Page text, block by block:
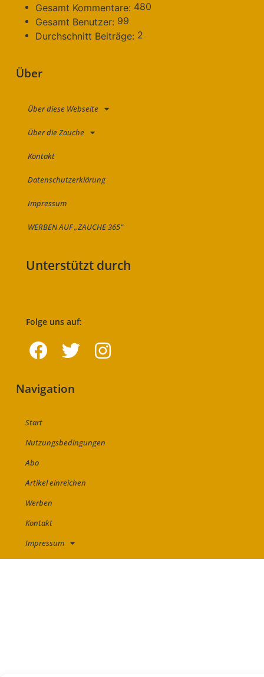
Gesamt Kommentare: 480
Gesamt Benutzer: 99
Durchschnitt Beiträge: 2
Über
Über diese Webseite
Über die Zauche
Kontakt
Datenschutzerklärung
Impressum
WERBEN AUF „ZAUCHE 365“
Unterstützt durch
Folge uns auf:
Navigation
Start
Nutzungsbedingungen
Abo
Artikel einreichen
Werben
Kontakt
Impressum